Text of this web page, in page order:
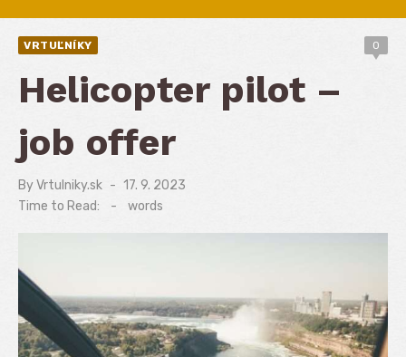
VRTUĽNÍKY 0
Helicopter pilot –
job offer
ByVrtulniky.sk
Posted
on
17. 9. 2023
Time to Read:
- words